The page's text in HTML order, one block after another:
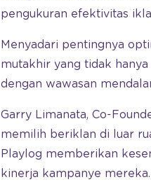
pengukuran efektivitas
Menyadari pentingnya
mutakhir yang tidak
dengan wawasan
Garry Limanata, Co-
memilih beriklan di luar
Playlog memberikan
kinerja kampanye mereka.